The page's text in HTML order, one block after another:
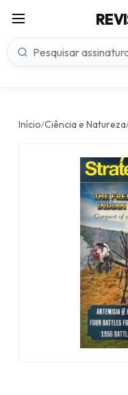
Início/Ciência e Natureza